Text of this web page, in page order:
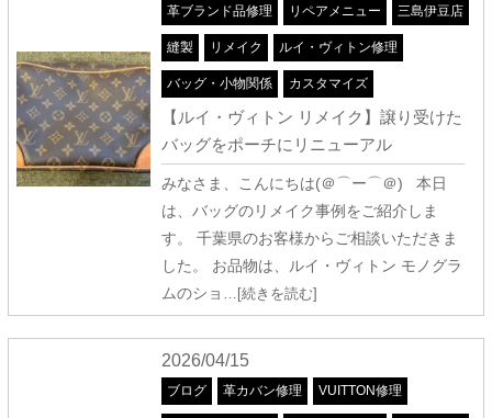
革ブランド品修理 リペアメニュー 三島伊豆店
縫製 リメイク ルイ・ヴィトン修理
バッグ・小物関係 カスタマイズ
【ルイ・ヴィトン リメイク】譲り受けた
バッグをポーチにリニューアル
みなさま、こんにちは(＠⌒ー⌒＠) 本日
は、バッグのリメイク事例をご紹介しま
す。 千葉県のお客様からご相談いただきま
した。 お品物は、ルイ・ヴィトン モノグラ
ムのショ …[続きを読む]
2026/04/15
ブログ 革カバン修理 VUITTON修理